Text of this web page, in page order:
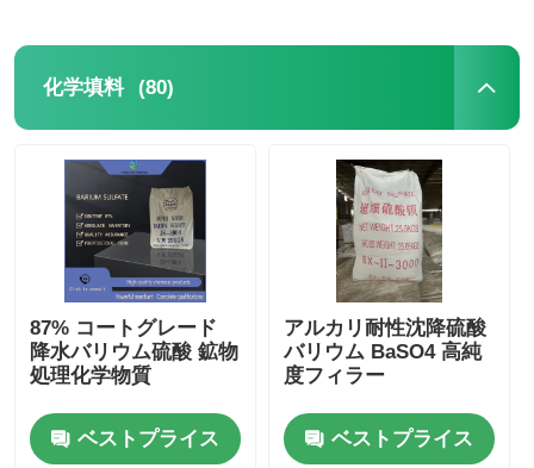
化学填料
食品添加物
金属化学品
エレクトロニクス 原材料
水処理剤
化学填料 (80)
87% コートグレード
降水バリウム硫酸 鉱物
処理化学物質
ベストプライス
アルカリ耐性沈降硫酸
バリウム BaSO4 高純
度フィラー
ベストプライス